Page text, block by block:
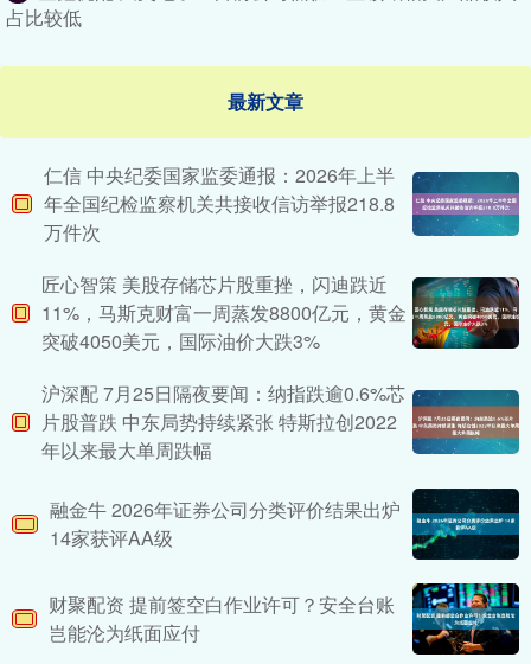
占比较低
最新文章
仁信 中央纪委国家监委通报：2026年上半
年全国纪检监察机关共接收信访举报218.8
万件次
匠心智策 美股存储芯片股重挫，闪迪跌近
11%，马斯克财富一周蒸发8800亿元，黄金
突破4050美元，国际油价大跌3%
沪深配 7月25日隔夜要闻：纳指跌逾0.6%芯
片股普跌 中东局势持续紧张 特斯拉创2022
年以来最大单周跌幅
融金牛 2026年证券公司分类评价结果出炉
14家获评AA级
财聚配资 提前签空白作业许可？安全台账
岂能沦为纸面应付